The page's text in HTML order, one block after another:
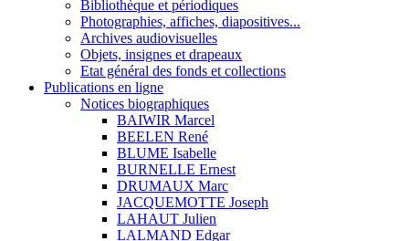
Bibliothèque et périodiques
Photographies, affiches, diapositives...
Archives audiovisuelles
Objets, insignes et drapeaux
Etat général des fonds et collections
Publications en ligne
Notices biographiques
BAIWIR Marcel
BEELEN René
BLUME Isabelle
BURNELLE Ernest
DRUMAUX Marc
JACQUEMOTTE Joseph
LAHAUT Julien
LALMAND Edgar